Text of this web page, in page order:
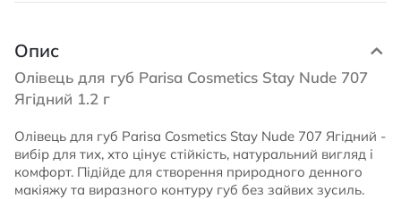
Опис
Олівець для губ Parisa Cosmetics Stay Nude 707
Ягідний 1.2 г
Олівець для губ Parisa Cosmetics Stay Nude 707 Ягідний -
вибір для тих, хто цінує стійкість, натуральний вигляд і
комфорт. Підійде для створення природного денного
макіяжу та виразного контуру губ без зайвих зусиль.